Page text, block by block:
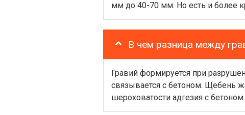
мм до 40-70 мм. Но есть и более
В чем разница между
Гравий формируется при
связывается с бетоном. Щебень
шероховатости адгезия с